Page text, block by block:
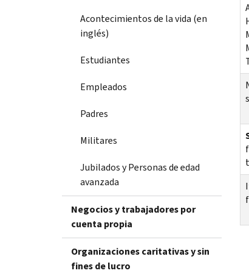
Acontecimientos de la vida (en
inglés)
Estudiantes
Empleados
Padres
Militares
Jubilados y Personas de edad
avanzada
Negocios y trabajadores por
cuenta propia
Organizaciones caritativas y sin
fines de lucro